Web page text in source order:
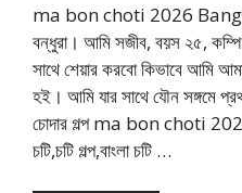
ma bon choti 2026
বন্ধুরা। আমি সজীব, বয়স ২৫,
সাথে শেয়ার করবো কিভাবে আমি
হই। আমি যার সাথে যৌন সঙ্গমে
চোদার গল্প ma bon choti
চটি,চটি গল্প,বাংলা চটি …